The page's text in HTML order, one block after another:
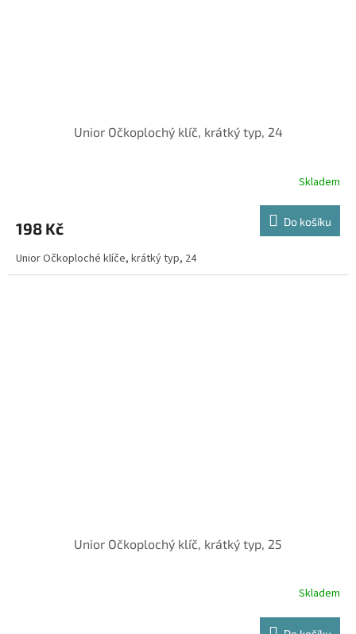
Unior Očkoplochý klíč, krátký typ, 24
Skladem
198 Kč Do košíku
Unior Očkoploché klíče, krátký typ, 24
Unior Očkoplochý klíč, krátký typ, 25
Skladem